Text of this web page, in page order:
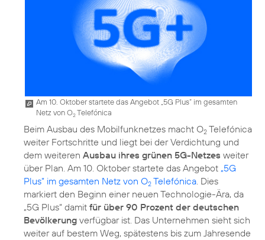
Am 10. Oktober startete das Angebot „5G Plus” im gesamten
Netz von O2Telefónica
Beim Ausbau des Mobilfunknetzes macht O2 Telefónica
weiter Fortschritte und liegt bei der Verdichtung und
dem weiteren Ausbau ihres grünen 5G-Netzes weiter
über Plan. Am 10. Oktober startete das Angebot „5G
Plus” im gesamten Netz von O2 Telefónica . Dies
markiert den Beginn einer neuen Technologie-Ära, da
„5G Plus“ damit für über 90 Prozent der deutschen
Bevölkerung verfügbar ist. Das Unternehmen sieht sich
weiter auf bestem Weg, spätestens bis zum Jahresende